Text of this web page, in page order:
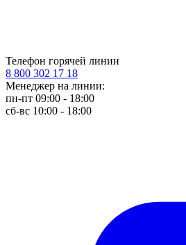
Телефон горячей линии
8 800 302 17 18
Менеджер на линии:
пн-пт 09:00 - 18:00
сб-вс 10:00 - 18:00